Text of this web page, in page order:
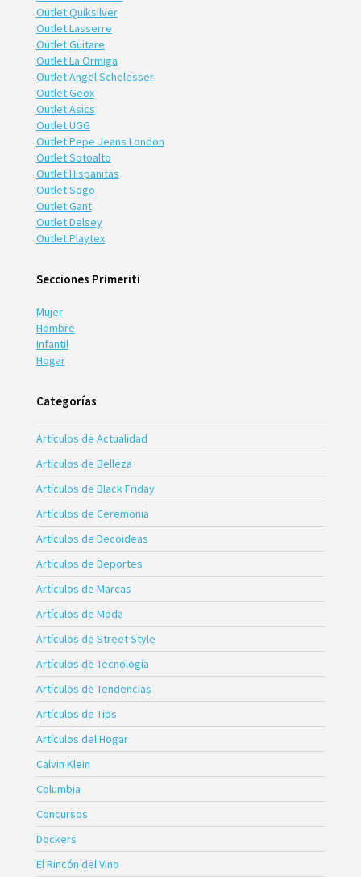
Outlet Quiksilver
Outlet Lasserre
Outlet Guitare
Outlet La Ormiga
Outlet Angel Schelesser
Outlet Geox
Outlet Asics
Outlet UGG
Outlet Pepe Jeans London
Outlet Sotoalto
Outlet Hispanitas
Outlet Sogo
Outlet Gant
Outlet Delsey
Outlet Playtex
Secciones Primeriti
Mujer
Hombre
Infantil
Hogar
Categorías
Artículos de Actualidad
Artículos de Belleza
Artículos de Black Friday
Artículos de Ceremonia
Artículos de Decoideas
Artículos de Deportes
Artículos de Marcas
Artículos de Moda
Artículos de Street Style
Artículos de Tecnología
Artículos de Tendencias
Artículos de Tips
Artículos del Hogar
Calvin Klein
Columbia
Concursos
Dockers
El Rincón del Vino